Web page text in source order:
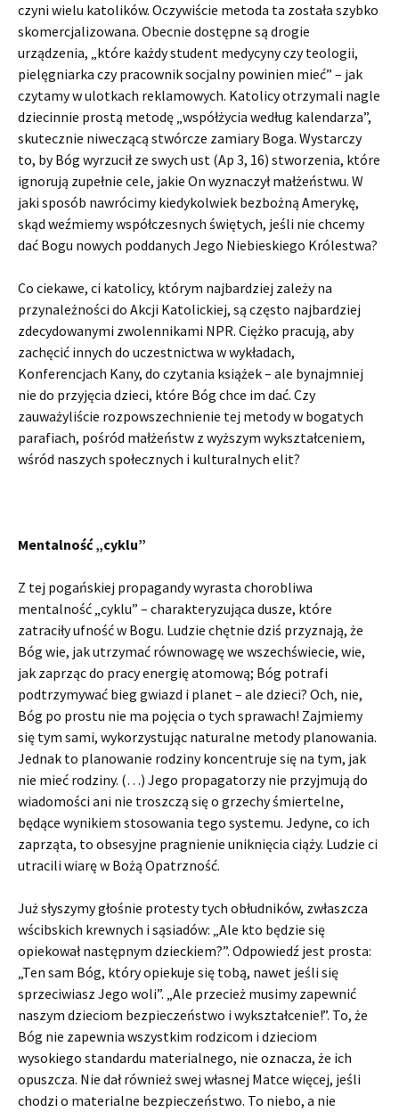
czyni wielu katolików. Oczywiście metoda ta została szybko
skomercjalizowana. Obecnie dostępne są drogie
urządzenia, „które każdy student medycyny czy teologii,
pielęgniarka czy pracownik socjalny powinien mieć” – jak
czytamy w ulotkach reklamowych. Katolicy otrzymali nagle
dziecinnie prostą metodę „współżycia według kalendarza”,
skutecznie niwe­czącą stwórcze zamiary Boga. Wystarczy
to, by Bóg wyrzucił ze swych ust (Ap 3, 16) stworzenia, które
ignorują zupełnie cele, jakie On wyznaczył małżeństwu. W
jaki sposób nawrócimy kiedykolwiek bezbożną Amerykę,
skąd weźmiemy współczesnych świętych, jeśli nie chcemy
dać Bogu nowych poddanych Jego Niebieskiego Królestwa?
Co ciekawe, ci katolicy, którym najbardziej zależy na
przynależności do Akcji Katolickiej, są często najbardziej
zdecydowanymi zwolennikami NPR. Ciężko pracują, aby
zachęcić innych do uczestnictwa w wykładach,
Konferencjach Kany, do czytania książek – ale bynajmniej
nie do przyjęcia dzieci, które Bóg chce im dać. Czy
zauważyliście rozpowszechnienie tej metody w bogatych
parafiach, pośród małżeństw z wyższym wykształceniem,
wśród naszych społecznych i kulturalnych elit?
Mentalność „cyklu”
Z tej pogańskiej propagandy wyrasta chorobliwa
mentalność „cyklu” – charakteryzująca dusze, które
zatraciły ufność w Bogu. Ludzie chętnie dziś przyznają, że
Bóg wie, jak utrzymać równowagę we wszechświecie, wie,
jak zaprząc do pracy energię atomową; Bóg potrafi
podtrzymywać bieg gwiazd i planet – ale dzieci? Och, nie,
Bóg po prostu nie ma pojęcia o tych sprawach! Zajmiemy
się tym sami, wykorzystując naturalne metody planowania.
Jednak to planowanie rodziny koncentruje się na tym, jak
nie mieć rodziny. (…) Jego propagatorzy nie przyjmują do
wiadomości ani nie troszczą się o grzechy śmiertelne,
będące wynikiem stosowania tego systemu. Jedyne, co ich
zaprząta, to obsesyjne pragnienie uniknięcia ciąży. Ludzie ci
utracili wiarę w Bożą Opatrzność.
Już słyszymy głośnie protesty tych obłudników, zwłaszcza
wścibskich krew­nych i sąsiadów: „Ale kto będzie się
opiekował następnym dzieckiem?”. Odpowiedź jest prosta:
„Ten sam Bóg, który opiekuje się tobą, nawet jeśli się
sprzeciwiasz Jego woli”. „Ale przecież musimy zapewnić
naszym dzieciom bezpieczeństwo i wykształcenie!”. To, że
Bóg nie zapewnia wszystkim rodzicom i dzieciom
wysokiego standardu materialnego, nie oznacza, że ich
opuszcza. Nie dał również swej własnej Matce więcej, jeśli
chodzi o materialne bezpieczeństwo. To niebo, a nie